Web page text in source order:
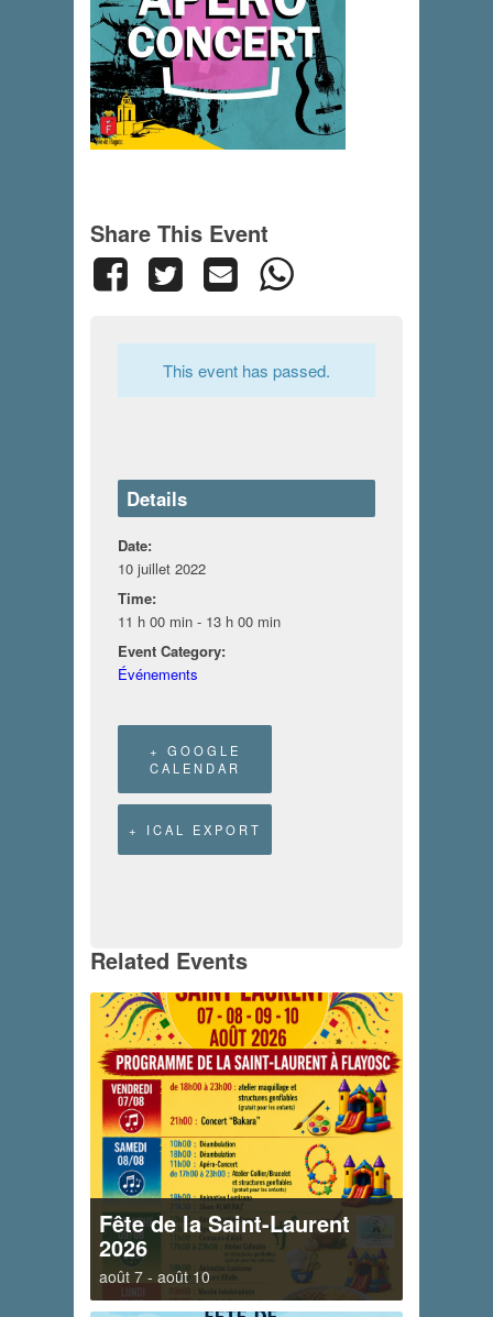
Share This Event
This event has passed.
Details
Date:
10 juillet 2022
Time:
11 h 00 min - 13 h 00 min
Event Category:
Événements
+ GOOGLE
CALENDAR
+ ICAL EXPORT
Related Events
Fête de la Saint-Laurent
2026
août 7 -août 10